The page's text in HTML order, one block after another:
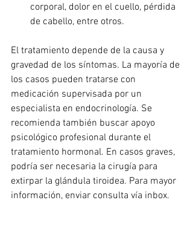
corporal, dolor en el cuello, pérdida
de cabello, entre otros.
El tratamiento depende de la causa y
gravedad de los síntomas. La mayoría de
los casos pueden tratarse con
medicación supervisada por un
especialista en endocrinología. Se
recomienda también buscar apoyo
psicológico profesional durante el
tratamiento hormonal. En casos graves,
podría ser necesaria la cirugía para
extirpar la glándula tiroidea. Para mayor
información, enviar consulta vía inbox.